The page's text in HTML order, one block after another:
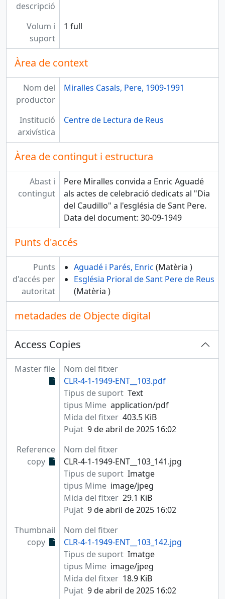
descripció
Volum i
suport
1 full
Àrea de context
Nom del
productor
Miralles Casals, Pere, 1909-1991
Institució
arxivística
Centre de Lectura de Reus
Àrea de contingut i estructura
Abast i
contingut
Pere Miralles convida a Enric Aguadé
als actes de celebració dedicats al "Dia
del Caudillo" a l'església de Sant Pere.
Data del document: 30-09-1949
Punts d'accés
Punts
d'accés per
autoritat
Aguadé i Parés, Enric (Matèria )
Església Prioral de Sant Pere de Reus
(Matèria )
metadades de Objecte digital
Access Copies
Master file
Nom del fitxer
CLR-4-1-1949-ENT__103.pdf
Tipus de suport Text
tipus Mime application/pdf
Mida del fitxer 403.5 KiB
Pujat 9 de abril de 2025 16:02
Reference
copy
Nom del fitxer
CLR-4-1-1949-ENT__103_141.jpg
Tipus de suport Imatge
tipus Mime image/jpeg
Mida del fitxer 29.1 KiB
Pujat 9 de abril de 2025 16:02
Thumbnail
copy
Nom del fitxer
CLR-4-1-1949-ENT__103_142.jpg
Tipus de suport Imatge
tipus Mime image/jpeg
Mida del fitxer 18.9 KiB
Pujat 9 de abril de 2025 16:02